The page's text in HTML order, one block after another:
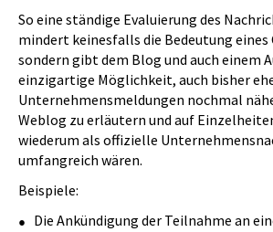
So eine ständige Evaluierung des
mindert keinesfalls die Bedeutung
sondern gibt dem Blog und auch einem
einzigartige Möglichkeit, auch bisher
Unternehmensmeldungen nochmal
Weblog zu erläutern und auf
wiederum als offizielle
umfangreich wären.
Beispiele:
Die Ankündigung der Teilnahme an